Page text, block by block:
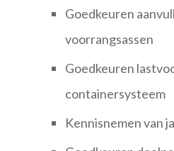
Goedkeuren
voorrangsassen
Goedkeuren
containersysteem
Kennisnemen van